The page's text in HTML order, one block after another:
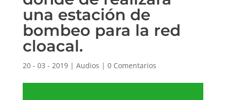
una estación de
bombeo para la red
cloacal.
20 - 03 - 2019| Audios | 0 Comentarios